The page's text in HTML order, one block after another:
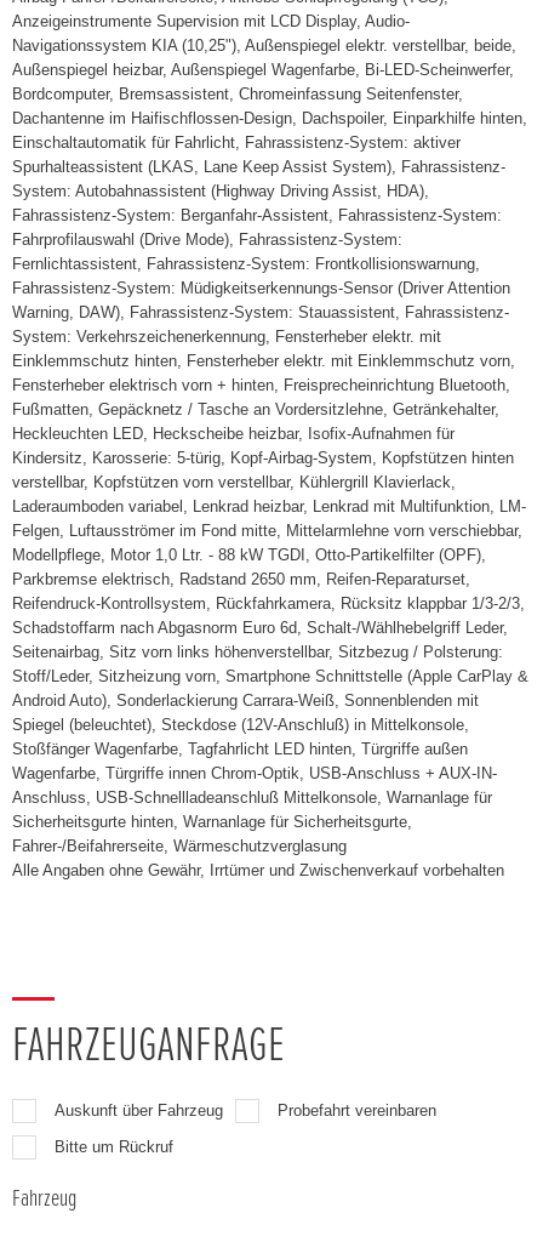
Anzeigeinstrumente Supervision mit LCD Display, Audio-
Navigationssystem KIA (10,25"), Außenspiegel elektr. verstellbar, beide,
Außenspiegel heizbar, Außenspiegel Wagenfarbe, Bi-LED-Scheinwerfer,
Bordcomputer, Bremsassistent, Chromeinfassung Seitenfenster,
Dachantenne im Haifischflossen-Design, Dachspoiler, Einparkhilfe hinten,
Einschaltautomatik für Fahrlicht, Fahrassistenz-System: aktiver
Spurhalteassistent (LKAS, Lane Keep Assist System), Fahrassistenz-
System: Autobahnassistent (Highway Driving Assist, HDA),
Fahrassistenz-System: Berganfahr-Assistent, Fahrassistenz-System:
Fahrprofilauswahl (Drive Mode), Fahrassistenz-System:
Fernlichtassistent, Fahrassistenz-System: Frontkollisionswarnung,
Fahrassistenz-System: Müdigkeitserkennungs-Sensor (Driver Attention
Warning, DAW), Fahrassistenz-System: Stauassistent, Fahrassistenz-
System: Verkehrszeichenerkennung, Fensterheber elektr. mit
Einklemmschutz hinten, Fensterheber elektr. mit Einklemmschutz vorn,
Fensterheber elektrisch vorn + hinten, Freisprecheinrichtung Bluetooth,
Fußmatten, Gepäcknetz / Tasche an Vordersitzlehne, Getränkehalter,
Heckleuchten LED, Heckscheibe heizbar, Isofix-Aufnahmen für
Kindersitz, Karosserie: 5-türig, Kopf-Airbag-System, Kopfstützen hinten
verstellbar, Kopfstützen vorn verstellbar, Kühlergrill Klavierlack,
Laderaumboden variabel, Lenkrad heizbar, Lenkrad mit Multifunktion, LM-
Felgen, Luftausströmer im Fond mitte, Mittelarmlehne vorn verschiebbar,
Modellpflege, Motor 1,0 Ltr. - 88 kW TGDI, Otto-Partikelfilter (OPF),
Parkbremse elektrisch, Radstand 2650 mm, Reifen-Reparaturset,
Reifendruck-Kontrollsystem, Rückfahrkamera, Rücksitz klappbar 1/3-2/3,
Schadstoffarm nach Abgasnorm Euro 6d, Schalt-/Wählhebelgriff Leder,
Seitenairbag, Sitz vorn links höhenverstellbar, Sitzbezug / Polsterung:
Stoff/Leder, Sitzheizung vorn, Smartphone Schnittstelle (Apple CarPlay &
Android Auto), Sonderlackierung Carrara-Weiß, Sonnenblenden mit
Spiegel (beleuchtet), Steckdose (12V-Anschluß) in Mittelkonsole,
Stoßfänger Wagenfarbe, Tagfahrlicht LED hinten, Türgriffe außen
Wagenfarbe, Türgriffe innen Chrom-Optik, USB-Anschluss + AUX-IN-
Anschluss, USB-Schnellladeanschluß Mittelkonsole, Warnanlage für
Sicherheitsgurte hinten, Warnanlage für Sicherheitsgurte,
Fahrer-/Beifahrerseite, Wärmeschutzverglasung
Alle Angaben ohne Gewähr, Irrtümer und Zwischenverkauf vorbehalten
FAHRZEUGANFRAGE
Auskunft über Fahrzeug
Probefahrt vereinbaren
Bitte um Rückruf
Fahrzeug